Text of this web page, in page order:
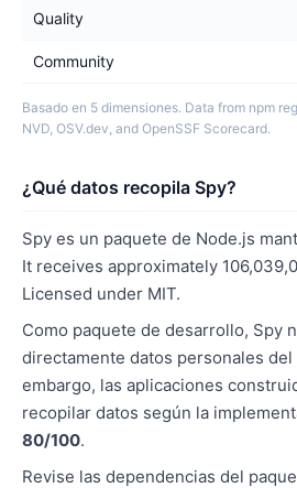
Quality
Community
Basado en 5 dimensiones. Data from npm
NVD, OSV.dev, and OpenSSF Scorecard.
¿Qué datos recopila Spy?
Spy es un paquete de Node.js
It receives approximately
Licensed under MIT.
Como paquete de desarrollo, Spy
directamente datos personales
embargo, las aplicaciones
recopilar datos según la
80/100.
Revise las dependencias del